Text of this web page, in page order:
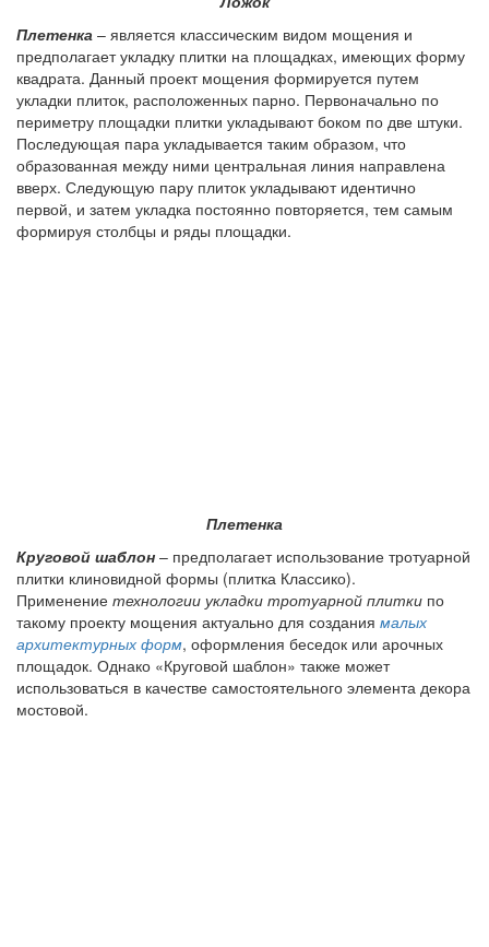
Плетенка – является классическим видом мощения и
предполагает укладку плитки на площадках, имеющих форму
квадрата. Данный проект мощения формируется путем
укладки плиток, расположенных парно. Первоначально по
периметру площадки плитки укладывают боком по две штуки.
Последующая пара укладывается таким образом, что
образованная между ними центральная линия направлена
вверх. Следующую пару плиток укладывают идентично
первой, и затем укладка постоянно повторяется, тем самым
формируя столбцы и ряды площадки.
Плетенка
Круговой шаблон – предполагает использование тротуарной
плитки клиновидной формы (плитка Классико).
Применение технологии укладки тротуарной плитки по
такому проекту мощения актуально для создания малых
архитектурных форм, оформления беседок или арочных
площадок. Однако «Круговой шаблон» также может
использоваться в качестве самостоятельного элемента декора
мостовой.